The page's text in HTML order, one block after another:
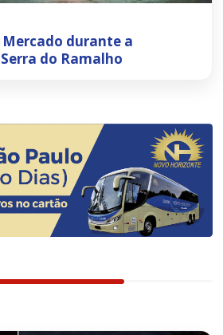
durante a
do Ramalho